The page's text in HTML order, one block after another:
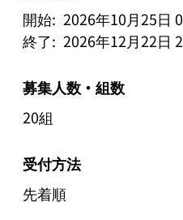
開始: 2026年10月25日
終了: 2026年12月22日
募集人数・組数
20組
受付方法
先着順